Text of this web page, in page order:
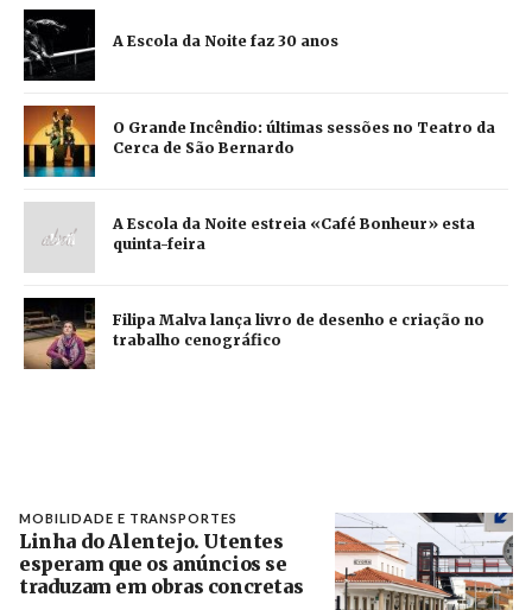
A Escola da Noite faz 30 anos
O Grande Incêndio: últimas sessões no Teatro da
Cerca de São Bernardo
A Escola da Noite estreia «Café Bonheur» esta
quinta-feira
Filipa Malva lança livro de desenho e criação no
trabalho cenográfico
MOBILIDADE E TRANSPORTES
Linha do Alentejo. Utentes
esperam que os anúncios se
traduzam em obras concretas